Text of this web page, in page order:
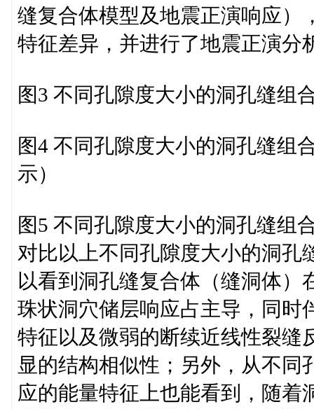
缝复合体模型及地震正演响应）
特征差异，并进行了地震正演分
图3 不同孔隙度大小的洞孔缝组
图4 不同孔隙度大小的洞孔缝组
示）
图5 不同孔隙度大小的洞孔缝组
对比以上不同孔隙度大小的洞孔
以看到洞孔缝复合体（缝洞体
珠状洞穴储层响应占主导，同时
特征以及微弱的断续近线性裂缝
显的结构相似性；另外，从不同
应的能量特征上也能看到，随着